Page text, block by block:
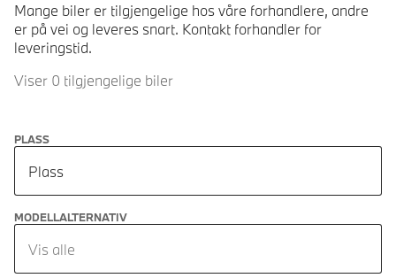
Mange biler er tilgjengelige hos våre forhandlere, andre
er på vei og leveres snart. Kontakt forhandler for
leveringstid.
Viser 0 tilgjengelige biler
PLASS
Plass
MODELLALTERNATIV
Vis alle